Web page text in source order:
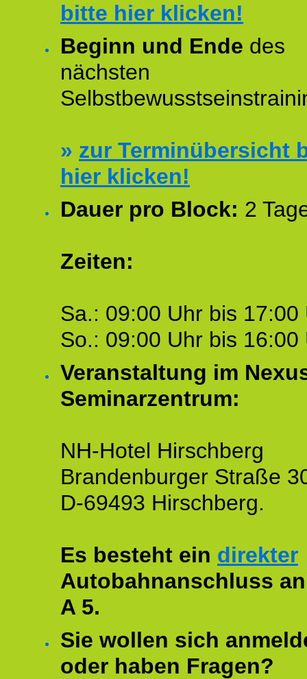
bitte hier klicken!
Beginn und Ende des
nächsten
» zur Terminübersicht
hier klicken!
Dauer pro Block: 2
Zeiten:
Sa.: 09:00 Uhr bis 17:00
So.: 09:00 Uhr bis 16:00
Veranstaltung im
Seminarzentrum:
NH-Hotel Hirschberg
Brandenburger Straße
D-69493 Hirschberg.
Es besteht ein direkter
Autobahnanschluss
A 5.
Sie wollen sich
oder haben Fragen?